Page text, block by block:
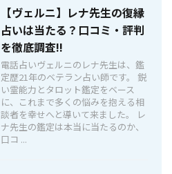
【ヴェルニ】レナ先生の復縁
占いは当たる？口コミ・評判
を徹底調査!!
電話占いヴェルニのレナ先生は、鑑
定歴21年のベテラン占い師です。 鋭
い霊能力とタロット鑑定をベース
に、これまで多くの悩みを抱える相
談者を幸せへと導いて来ました。 レ
ナ先生の鑑定は本当に当たるのか、
口コ ...